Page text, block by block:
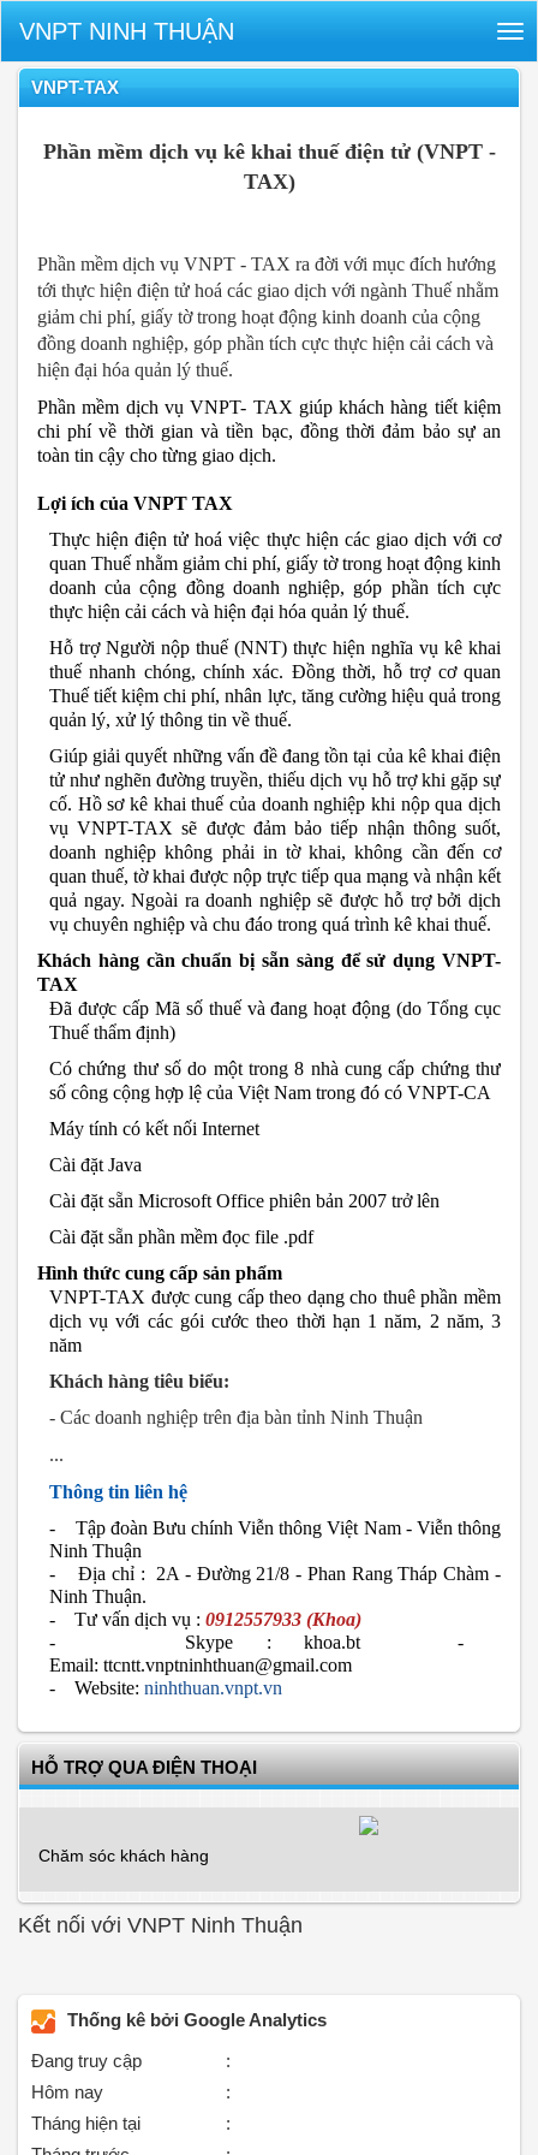
VNPT NINH THUẬN
VNPT-TAX
Phần mềm dịch vụ kê khai thuế điện tử (VNPT -
TAX)
Phần mềm dịch vụ VNPT - TAX ra đời với mục đích hướng
tới thực hiện điện tử hoá các giao dịch với ngành Thuế nhằm
giảm chi phí, giấy tờ trong hoạt động kinh doanh của cộng
đồng doanh nghiệp, góp phần tích cực thực hiện cải cách và
hiện đại hóa quản lý thuế.
Phần mềm dịch vụ VNPT- TAX giúp khách hàng tiết kiệm
chi phí về thời gian và tiền bạc, đồng thời đảm bảo sự an
toàn tin cậy cho từng giao dịch.
Lợi ích của VNPT TAX
Thực hiện điện tử hoá việc thực hiện các giao dịch với cơ
quan Thuế nhằm giảm chi phí, giấy tờ trong hoạt động kinh
doanh của cộng đồng doanh nghiệp, góp phần tích cực
thực hiện cải cách và hiện đại hóa quản lý thuế.
Hỗ trợ Người nộp thuế (NNT) thực hiện nghĩa vụ kê khai
thuế nhanh chóng, chính xác. Đồng thời, hỗ trợ cơ quan
Thuế tiết kiệm chi phí, nhân lực, tăng cường hiệu quả trong
quản lý, xử lý thông tin về thuế.
Giúp giải quyết những vấn đề đang tồn tại của kê khai điện
tử như nghẽn đường truyền, thiếu dịch vụ hỗ trợ khi gặp sự
cố. Hồ sơ kê khai thuế của doanh nghiệp khi nộp qua dịch
vụ VNPT-TAX sẽ được đảm bảo tiếp nhận thông suốt,
doanh nghiệp không phải in tờ khai, không cần đến cơ
quan thuế, tờ khai được nộp trực tiếp qua mạng và nhận kết
quả ngay. Ngoài ra doanh nghiệp sẽ được hỗ trợ bởi dịch
vụ chuyên nghiệp và chu đáo trong quá trình kê khai thuế.
Khách hàng cần chuẩn bị sẵn sàng để sử dụng VNPT-
TAX
Đã được cấp Mã số thuế và đang hoạt động (do Tổng cục
Thuế thẩm định)
Có chứng thư số do một trong 8 nhà cung cấp chứng thư
số công cộng hợp lệ của Việt Nam trong đó có VNPT-CA
Máy tính có kết nối Internet
Cài đặt Java
Cài đặt sẵn Microsoft Office phiên bản 2007 trở lên
Cài đặt sẵn phần mềm đọc file .pdf
Hình thức cung cấp sản phẩm
VNPT-TAX được cung cấp theo dạng cho thuê phần mềm
dịch vụ với các gói cước theo thời hạn 1 năm, 2 năm, 3
năm
Khách hàng tiêu biểu:
- Các doanh nghiệp trên địa bàn tỉnh Ninh Thuận
...
Thông tin liên hệ
- Tập đoàn Bưu chính Viễn thông Việt Nam - Viễn thông
Ninh Thuận
- Địa chỉ :
2A - Đường 21/8 - Phan Rang Tháp Chàm -
Ninh Thuận.
- Tư vấn dịch vụ : 0912557933 (Khoa)
- Skype : khoa.bt -
Email: ttcntt.vnptninhthuan@gmail.com
- Website: ninhthuan.vnpt.vn
HỖ TRỢ QUA ĐIỆN THOẠI
Chăm sóc khách hàng
Kết nối với VNPT Ninh Thuận
Thống kê bởi Google Analytics
Đang truy cập
:
Hôm nay
:
Tháng hiện tại
: